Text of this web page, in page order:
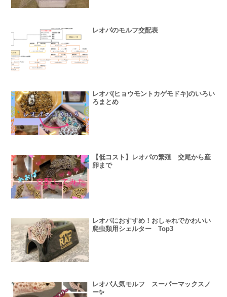
レオパのモルフ交配表
レオパ(ヒョウモントカゲモドキ)のいろい
ろまとめ
【低コスト】レオパの繁殖 交尾から産
卵まで
レオパにおすすめ！おしゃれでかわいい
爬虫類用シェルター Top3
レオパ人気モルフ スーパーマックスノ
ー✨